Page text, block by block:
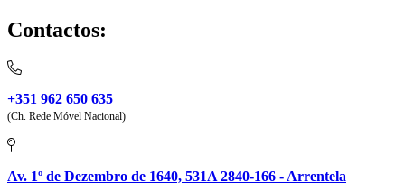
Contactos:
+351 962 650 635
(Ch. Rede Móvel Nacional)
Av. 1º de Dezembro de 1640, 531A 2840-166 - Arrentela